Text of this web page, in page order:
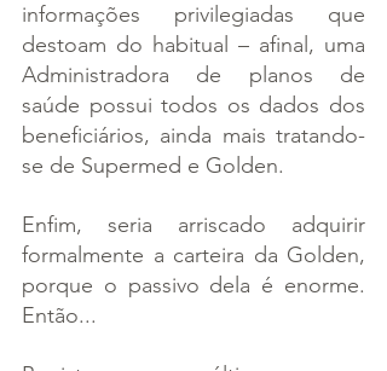
informações privilegiadas que
destoam do habitual – afinal, uma
Administradora de planos de
saúde possui todos os dados dos
beneficiários, ainda mais tratando-
se de Supermed e Golden.
Enfim, seria arriscado adquirir
formalmente a carteira da Golden,
porque o passivo dela é enorme.
Então...